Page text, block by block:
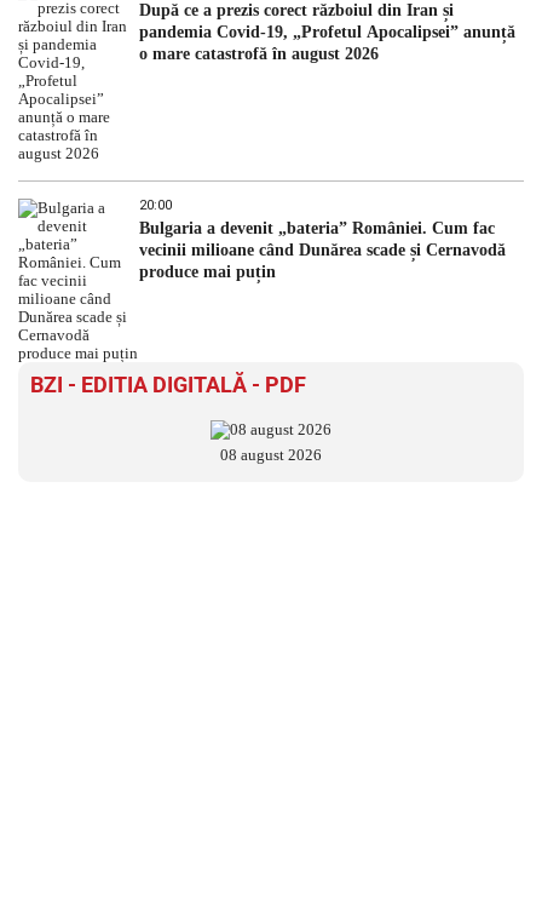
După ce a prezis corect războiul din Iran și
pandemia Covid-19, „Profetul Apocalipsei” anunță
o mare catastrofă în august 2026
20:00
Bulgaria a devenit „bateria” României. Cum fac
vecinii milioane când Dunărea scade și Cernavodă
produce mai puțin
BZI - EDITIA DIGITALĂ - PDF
08 august 2026